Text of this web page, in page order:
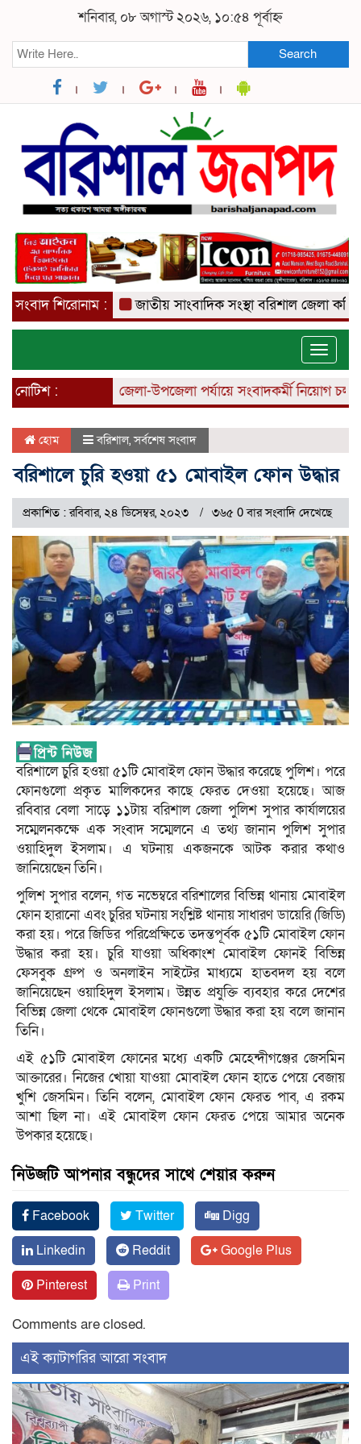
শনিবার, ০৮ অগাস্ট ২০২৬, ১০:৫৪ পূর্বাহ্ন
Search
সংবাদ শিরোনাম : জাতীয় সাংবাদিক সংস্থা বরিশাল জেলা কমিটি
Toggle
নোটিশ :
জেলা-উপজেলা পর্যায়ে সংবাদকর্মী নিয়োগ চলছে।
হোম বরিশাল,সর্বশেষ সংবাদ
বরিশালে চুরি হওয়া ৫১ মোবাইল ফোন উদ্ধার
প্রকাশিত : রবিবার, ২৪ ডিসেম্বর, ২০২৩ ৩৬৫ 0 বার সংবাদি দেখেছে
বরিশালে চুরি হওয়া ৫১টি মোবাইল ফোন উদ্ধার করেছে পুলিশ। পরে
ফোনগুলো প্রকৃত মালিকদের কাছে ফেরত দেওয়া হয়েছে। আজ
রবিবার বেলা সাড়ে ১১টায় বরিশাল জেলা পুলিশ সুপার কার্যালয়ের
সম্মেলনকক্ষে এক সংবাদ সম্মেলনে এ তথ‌্য জানান পুলিশ সুপার
ওয়াহিদুল ইসলাম। এ ঘটনায় একজনকে আটক করার কথাও
জানিয়েছেন তিনি।
পুলিশ সুপার বলেন, গত নভেম্বরে বরিশালের বিভিন্ন থানায় মোবাইল
ফোন হারানো এবং চুরির ঘটনায় সংশ্লিষ্ট থানায় সাধারণ ডায়েরি (জিডি)
করা হয়। পরে জিডির পরিপ্রেক্ষিতে তদন্তপূর্বক ৫১টি মোবাইল ফোন
উদ্ধার করা হয়। চুরি যাওয়া অধিকাংশ মোবাইল ফোনই বিভিন্ন
ফেসবুক গ্রুপ ও অনলাইন সাইটের মাধ্যমে হাতবদল হয় বলে
জানিয়েছেন ওয়াহিদুল ইসলাম। উন্নত প্রযুক্তি ব্যবহার করে দেশের
বিভিন্ন জেলা থেকে মোবাইল ফোনগুলো উদ্ধার করা হয় বলে জানান
তিনি।
এই ৫১টি মোবাইল ফোনের মধ্যে একটি মেহেন্দীগঞ্জের জেসমিন
আক্তারের। নিজের খোয়া যাওয়া মোবাইল ফোন হাতে পেয়ে বেজায়
খুশি জেসমিন। তিনি বলেন, মোবাইল ফোন ফেরত পাব, এ রকম
আশা ছিল না। এই মোবাইল ফোন ফেরত পেয়ে আমার অনেক
উপকার হয়েছে।
নিউজটি আপনার বন্ধুদের সাথে শেয়ার করুন
Facebook Twitter
Digg
Linkedin
Reddit
Google Plus
Pinterest
Print
Comments are closed.
‍এই ক্যাটাগরির ‍আরো সংবাদ